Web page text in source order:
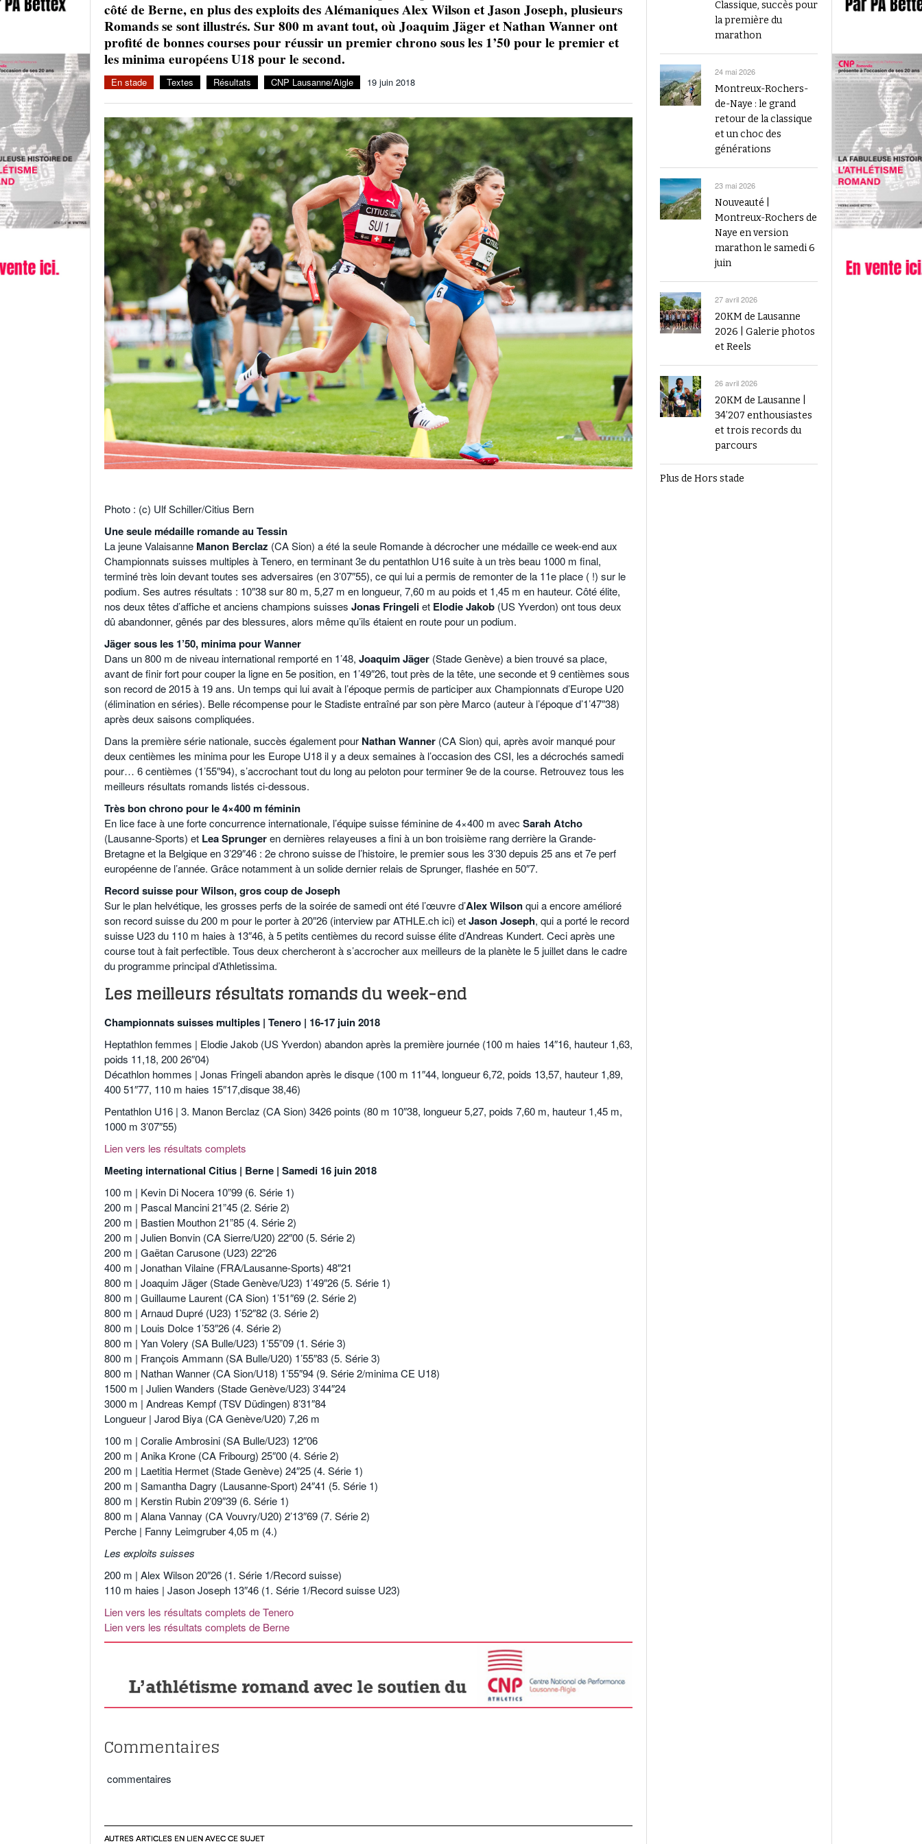
Julien Wanders. Sensibilité, illusions, travail :
une lecture à ne pas manquer !- 13 décembre
2024
Finale du Visana Sprint ce dimanche à Berne
avec Mujinga Kambundji et plein de surprises
19 septembre 2024
Voir tout
côté de Berne, en plus des exploits des Alémaniques Alex Wilson et Jason Joseph, plusieurs
Romands se sont illustrés. Sur 800 m avant tout, où Joaquim Jäger et Nathan Wanner ont
profité de bonnes courses pour réussir un premier chrono sous les 1’50 pour le premier et
les minima européens U18 pour le second.
En stade Textes Résultats CNP Lausanne/Aigle 19 juin 2018
Photo : (c) Ulf Schiller/Citius Bern
Une seule médaille romande au Tessin
La jeune Valaisanne Manon Berclaz (CA Sion) a été la seule Romande à décrocher une médaille ce week-end aux
Championnats suisses multiples à Tenero, en terminant 3e du pentathlon U16 suite à un très beau 1000 m final,
terminé très loin devant toutes ses adversaires (en 3’07″55), ce qui lui a permis de remonter de la 11e place ( !) sur le
podium. Ses autres résultats : 10″38 sur 80 m, 5,27 m en longueur, 7,60 m au poids et 1,45 m en hauteur. Côté élite,
nos deux têtes d’affiche et anciens champions suisses Jonas Fringeliet Elodie Jakob (US Yverdon) ont tous deux
dû abandonner, gênés par des blessures, alors même qu’ils étaient en route pour un podium.
Jäger sous les 1’50, minima pour Wanner
Dans un 800 m de niveau international remporté en 1’48, Joaquim Jäger (Stade Genève) a bien trouvé sa place,
avant de finir fort pour couper la ligne en 5e position, en 1’49″26, tout près de la tête, une seconde et 9 centièmes sous
son record de 2015 à 19 ans. Un temps qui lui avait à l’époque permis de participer aux Championnats d’Europe U20
(élimination en séries). Belle récompense pour le Stadiste entraîné par son père Marco (auteur à l’époque d’1’47″38)
après deux saisons compliquées.
Dans la première série nationale, succès également pour Nathan Wanner (CA Sion) qui, après avoir manqué pour
deux centièmes les minima pour les Europe U18 il y a deux semaines à l’occasion des CSI, les a décrochés samedi
pour… 6 centièmes (1’55″94), s’accrochant tout du long au peloton pour terminer 9e de la course. Retrouvez tous les
meilleurs résultats romands listés ci-dessous.
Très bon chrono pour le 4×400 m féminin
En lice face à une forte concurrence internationale, l’équipe suisse féminine de 4×400 m avec Sarah Atcho
(Lausanne-Sports) et Lea Sprungeren dernières relayeuses a fini à un bon troisième rang derrière la Grande-
Bretagne et la Belgique en 3’29″46 : 2e chrono suisse de l’histoire, le premier sous les 3’30 depuis 25 ans et 7e perf
européenne de l’année. Grâce notamment à un solide dernier relais de Sprunger, flashée en 50″7.
Record suisse pour Wilson, gros coup de Joseph
Sur le plan helvétique, les grosses perfs de la soirée de samedi ont été l’œuvre d’Alex Wilsonqui a encore amélioré
son record suisse du 200 m pour le porter à 20″26 (interview par ATHLE.ch ici) etJason Joseph, qui a porté le record
suisse U23 du 110 m haies à 13″46, à 5 petits centièmes du record suisse élite d’Andreas Kundert. Ceci après une
course tout à fait perfectible. Tous deux chercheront à s’accrocher aux meilleurs de la planète le 5 juillet dans le cadre
du programme principal d’Athletissima.
Les meilleurs résultats romands du week-end
Championnats suisses multiples | Tenero | 16-17 juin 2018
Heptathlon femmes | Elodie Jakob (US Yverdon) abandon après la première journée (100 m haies 14″16, hauteur 1,63,
poids 11,18, 200 26″04)
Décathlon hommes | Jonas Fringeli abandon après le disque (100 m 11″44, longueur 6,72, poids 13,57, hauteur 1,89,
400 51″77, 110 m haies 15″17,disque 38,46)
Pentathlon U16 | 3. Manon Berclaz (CA Sion) 3426 points (80 m 10″38, longueur 5,27, poids 7,60 m, hauteur 1,45 m,
1000 m 3’07″55)
Lien vers les résultats complets
Meeting international Citius | Berne | Samedi 16 juin 2018
100 m | Kevin Di Nocera 10”99 (6. Série 1)
200 m | Pascal Mancini 21”45 (2. Série 2)
200 m | Bastien Mouthon 21”85 (4. Série 2)
200 m | Julien Bonvin (CA Sierre/U20) 22″00 (5. Série 2)
200 m | Gaëtan Carusone (U23) 22″26
400 m | Jonathan Vilaine (FRA/Lausanne-Sports) 48″21
800 m | Joaquim Jäger (Stade Genève/U23) 1’49″26 (5. Série 1)
800 m | Guillaume Laurent (CA Sion) 1’51″69 (2. Série 2)
800 m | Arnaud Dupré (U23) 1’52″82 (3. Série 2)
800 m | Louis Dolce 1’53″26 (4. Série 2)
800 m | Yan Volery (SA Bulle/U23) 1’55”09 (1. Série 3)
800 m | François Ammann (SA Bulle/U20) 1’55″83 (5. Série 3)
800 m | Nathan Wanner (CA Sion/U18) 1’55″94 (9. Série 2/minima CE U18)
1500 m | Julien Wanders (Stade Genève/U23) 3’44″24
3000 m | Andreas Kempf (TSV Düdingen) 8’31″84
Longueur | Jarod Biya (CA Genève/U20) 7,26 m
100 m | Coralie Ambrosini (SA Bulle/U23) 12″06
200 m | Anika Krone (CA Fribourg) 25″00 (4. Série 2)
200 m | Laetitia Hermet (Stade Genève) 24″25 (4. Série 1)
200 m | Samantha Dagry (Lausanne-Sport) 24″41 (5. Série 1)
800 m | Kerstin Rubin 2’09″39 (6. Série 1)
800 m | Alana Vannay (CA Vouvry/U20) 2’13″69 (7. Série 2)
Perche | Fanny Leimgruber 4,05 m (4.)
Les exploits suisses
200 m | Alex Wilson 20″26 (1. Série 1/Record suisse)
110 m haies | Jason Joseph 13″46 (1. Série 1/Record suisse U23)
Lien vers les résultats complets de Tenero
Lien vers les résultats complets de Berne
Commentaires
commentaires
AUTRES ARTICLES EN LIEN AVEC CE SUJET
Classique, succès pour
la première du
marathon
24 mai 2026
Montreux-Rochers-
de-Naye : le grand
retour de la classique
et un choc des
générations
23 mai 2026
Nouveauté |
Montreux-Rochers de
Naye en version
marathon le samedi 6
juin
27 avril 2026
20KM de Lausanne
2026 | Galerie photos
et Reels
26 avril 2026
20KM de Lausanne |
34’207 enthousiastes
et trois records du
parcours
Plus de Hors stade